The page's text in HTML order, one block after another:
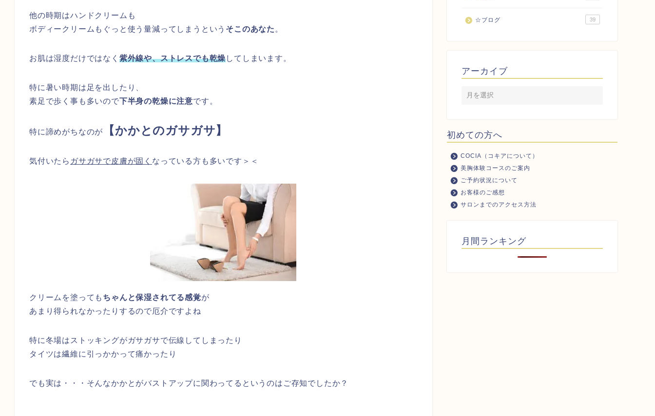
他の時期はハンドクリームも
ボディークリームもぐっと使う量減ってしまうという そこのあなた 。
お肌は湿度だけではなく 紫外線や、ストレスでも乾燥してしまいます。
特に暑い時期は足を出したり、
素足で歩く事も多いので下半身の乾燥に注意です。
特に諦めがちなのが 【かかとのガサガサ】
気付いたら ガサガサで皮膚が固く なっている方も多いです＞＜
クリームを塗っても ちゃんと保湿されてる感覚が
あまり得られなかったりするので厄介ですよね
特に冬場はストッキングがガサガサで伝線してしまったり
タイツは繊維に引っかかって痛かったり
でも実は・・・そんなかかとがバストアップに関わってるというのはご存知でしたか？
☆ブログ 39
アーカイブ
初めての方へ
COCIA（コキアについて）
美胸体験コースのご案内
ご予約状況について
お客様のご感想
サロンまでのアクセス方法
月間ランキング